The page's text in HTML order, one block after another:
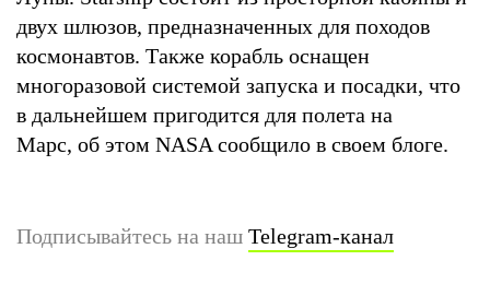
двух шлюзов, предназначенных для походов
космонавтов. Также корабль оснащен
многоразовой системой запуска и посадки, что
в дальнейшем пригодится для полета на
Марс, об этом NASA сообщило в своем блоге.
Подписывайтесь на наш Telegram-канал